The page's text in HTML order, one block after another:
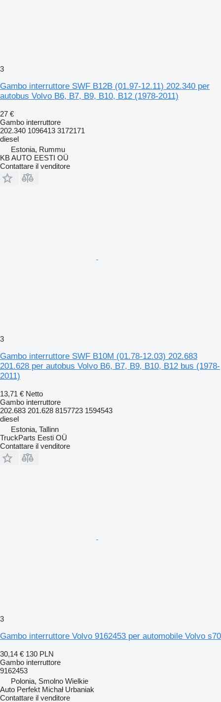
3
Gambo interruttore SWF B12B (01.97-12.11) 202.340 per
autobus Volvo B6, B7, B9, B10, B12 (1978-2011)
27 €
Gambo interruttore
202.340 1096413 3172171
diesel
Estonia, Rummu
KB AUTO EESTI OÜ
Contattare il venditore
3
Gambo interruttore SWF B10M (01.78-12.03) 202.683
201.628 per autobus Volvo B6, B7, B9, B10, B12 bus (1978-
2011)
13,71 € Netto
Gambo interruttore
202.683 201.628 8157723 1594543
diesel
Estonia, Tallinn
TruckParts Eesti OÜ
Contattare il venditore
3
Gambo interruttore Volvo 9162453 per automobile Volvo s70
30,14 € 130 PLN
Gambo interruttore
9162453
Polonia, Smolno Wielkie
Auto Perfekt Michał Urbaniak
Contattare il venditore